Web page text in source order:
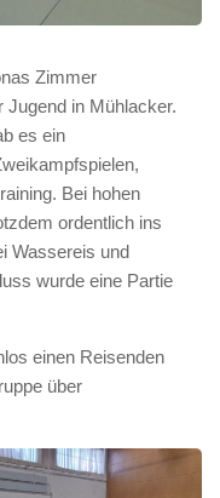
Zimmer
Jugend in Mühlacker.
es ein
Bei hohen
ordentlich ins
Wassereis und
wurde eine Partie
einen Reisenden
über